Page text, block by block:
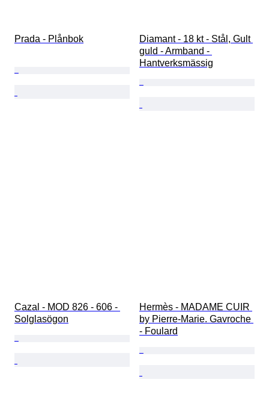
Prada - Plånbok
Diamant - 18 kt - Stål, Gult
guld - Armband -
Hantverksmässig
Cazal - MOD 826 - 606 -
Solglasögon
Hermès - MADAME CUIR
by Pierre-Marie. Gavroche
- Foulard